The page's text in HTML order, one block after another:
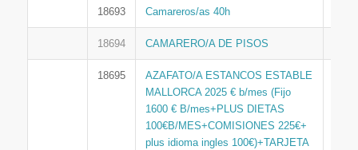
18693 Camareros/as 40h
18694 CAMARERO/A DE PISOS
18695
AZAFATO/A ESTANCOS ESTABLE
MALLORCA 2025 € b/mes (Fijo
1600 € B/mes+PLUS DIETAS
100€B/MES+COMISIONES 225€+
plus idioma ingles 100€)+TARJETA